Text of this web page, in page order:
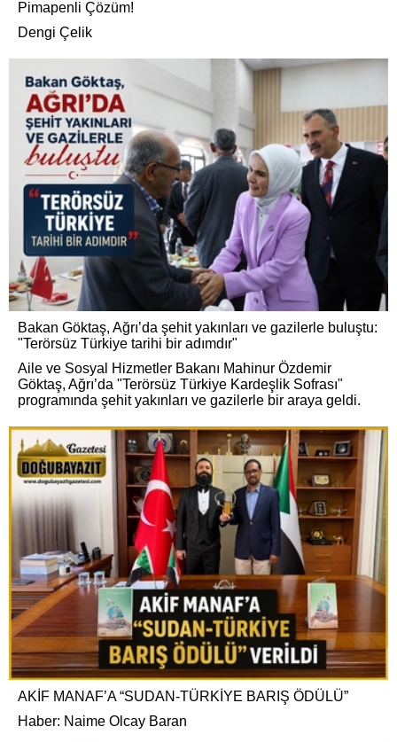
Pimapenli Çözüm!
Dengi Çelik
Bakan Göktaş, Ağrı’da şehit yakınları ve gazilerle buluştu:
"Terörsüz Türkiye tarihi bir adımdır"
Aile ve Sosyal Hizmetler Bakanı Mahinur Özdemir
Göktaş, Ağrı’da "Terörsüz Türkiye Kardeşlik Sofrası"
programında şehit yakınları ve gazilerle bir araya geldi.
AKİF MANAF’A “SUDAN-TÜRKİYE BARIŞ ÖDÜLÜ”
Haber: Naime Olcay Baran